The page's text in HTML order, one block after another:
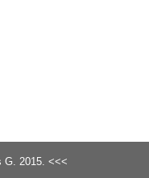
G. 2015. <<<